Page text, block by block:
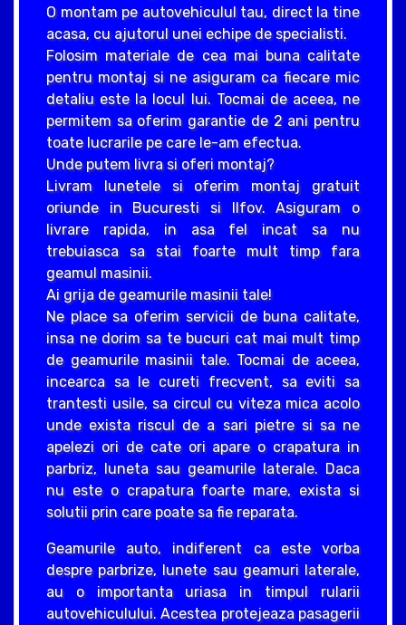
O montam pe autovehiculul tau, direct la tine
acasa, cu ajutorul unei echipe de specialisti.
Folosim materiale de cea mai buna calitate
pentru montaj si ne asiguram ca fiecare mic
detaliu este la locul lui. Tocmai de aceea, ne
permitem sa oferim garantie de 2 ani pentru
toate lucrarile pe care le-am efectua.
Unde putem livra si oferi montaj?
Livram lunetele si oferim montaj gratuit
oriunde in Bucuresti si Ilfov. Asiguram o
livrare rapida, in asa fel incat sa nu
trebuiasca sa stai foarte mult timp fara
geamul masinii.
Ai grija de geamurile masinii tale!
Ne place sa oferim servicii de buna calitate,
insa ne dorim sa te bucuri cat mai mult timp
de geamurile masinii tale. Tocmai de aceea,
incearca sa le cureti frecvent, sa eviti sa
trantesti usile, sa circul cu viteza mica acolo
unde exista riscul de a sari pietre si sa ne
apelezi ori de cate ori apare o crapatura in
parbriz, luneta sau geamurile laterale. Daca
nu este o crapatura foarte mare, exista si
solutii prin care poate sa fie reparata.
Geamurile auto, indiferent ca este vorba
despre parbrize, lunete sau geamuri laterale,
au o importanta uriasa in timpul rularii
autovehiculului. Acestea protejeaza pasagerii